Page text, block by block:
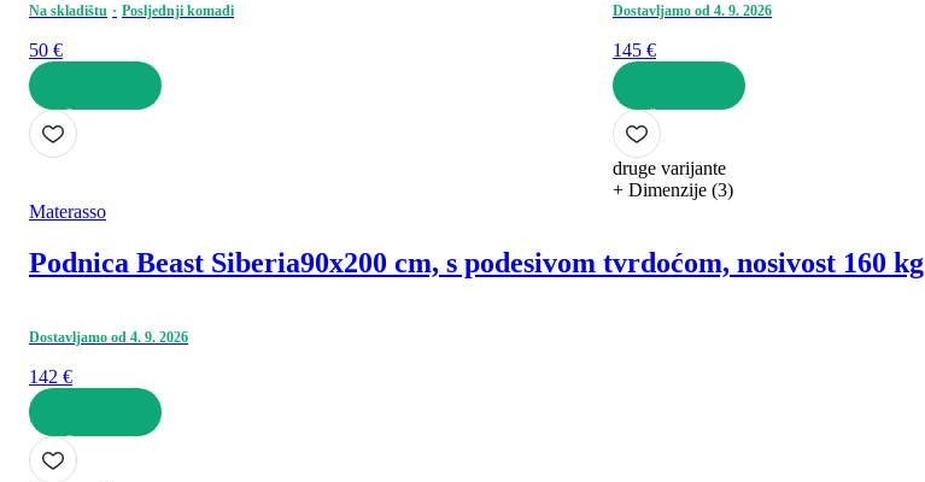
Na skladištu
Posljednji komadi
50 €
U KOŠARICU
Dostavljamo od 4. 9. 2026
145 €
U KOŠARICU
druge varijante
+ Dimenzije (3)
Materasso
Podnica Beast Siberia90x200 cm, s podesivom tvrdoćom, nosivost 160 kg
Dostavljamo od 4. 9. 2026
142 €
U KOŠARICU